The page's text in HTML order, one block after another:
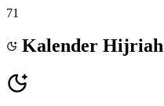
71
Kalender Hijriah